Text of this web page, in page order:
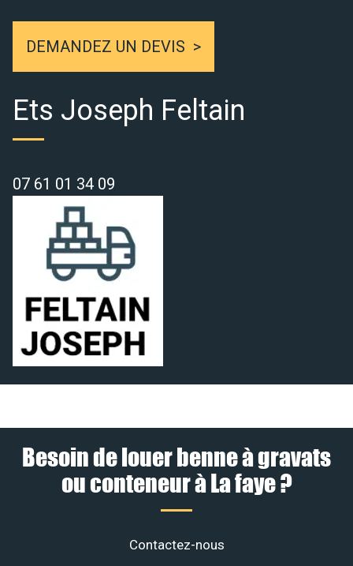
DEMANDEZ UN DEVIS
Ets Joseph Feltain
07 61 01 34 09
Besoin de louer benne à gravats
ou conteneur à La faye ?
Contactez-nous